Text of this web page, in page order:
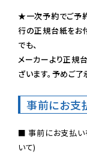
★一次予約でご予
行の正規台紙をお
でも、
メーカーより正規
ざいます。予めご了
事前にお支
■ 事前にお支払い
いて)